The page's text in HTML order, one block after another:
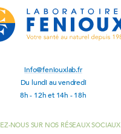
info@feniouxlab.fr
Du lundi au vendredi
8h - 12h et 14h - 18h
NOUS SUR NOS RÉSEAUX SOCIAUX